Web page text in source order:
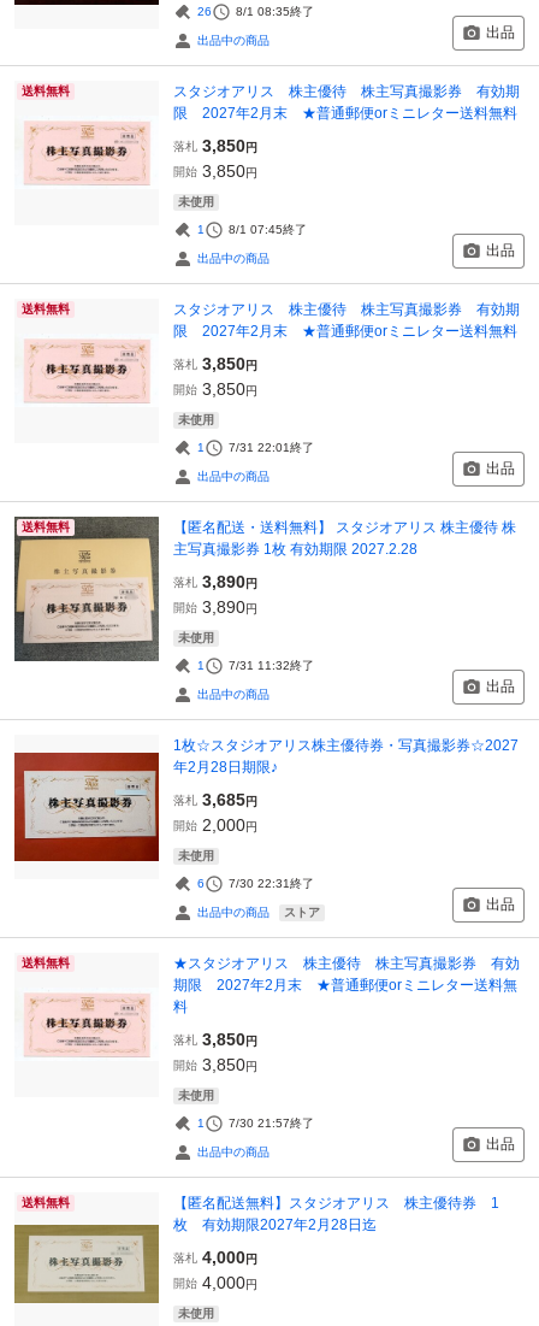
26 8/1 08:35終了
出品中の商品 出品
送料無料
スタジオアリス 株主優待 株主写真撮影券 有効期
限 2027年2月末 ★普通郵便orミニレター送料無料
落札 3,850円
開始 3,850円
未使用
1 8/1 07:45終了
出品中の商品 出品
送料無料
スタジオアリス 株主優待 株主写真撮影券 有効期
限 2027年2月末 ★普通郵便orミニレター送料無料
落札 3,850円
開始 3,850円
未使用
1 7/31 22:01終了
出品中の商品 出品
送料無料
【匿名配送・送料無料】 スタジオアリス 株主優待 株
主写真撮影券 1枚 有効期限 2027.2.28
落札 3,890円
開始 3,890円
未使用
1 7/31 11:32終了
出品中の商品 出品
1枚☆スタジオアリス株主優待券・写真撮影券☆2027
年2月28日期限♪
落札 3,685円
開始 2,000円
未使用
6 7/30 22:31終了
出品中の商品 ストア 出品
送料無料
★スタジオアリス 株主優待 株主写真撮影券 有効
期限 2027年2月末 ★普通郵便orミニレター送料無
料
落札 3,850円
開始 3,850円
未使用
1 7/30 21:57終了
出品中の商品 出品
送料無料
【匿名配送無料】スタジオアリス 株主優待券 1
枚 有効期限2027年2月28日迄
落札 4,000円
開始 4,000円
未使用